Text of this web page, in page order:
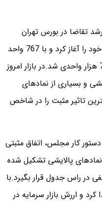
تقاضا در بورس تهران
دماسنج بازار سرمایه حرکت صعودی خود را آغاز کرد و با 767 واحد
در بازار امروز
و بسیاری از نمادهای
تاثیر مثبت را در شاخص
کار مجلس، اتفاق مثبتی
پالایشی تشکیل شده
در راس جدول قرار بگیرد.با
و اررش بازار سرمایه در